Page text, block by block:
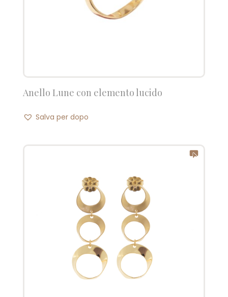
Anello Lune con elemento lucido
Salva per dopo